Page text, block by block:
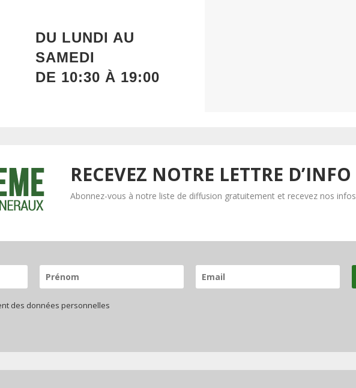
DU LUNDI AU
SAMEDI
DE 10:30 À 19:00
RECEVEZ NOTRE LETTRE D’INFO
Abonnez-vous à notre liste de diffusion gratuitement et recevez nos
des données personnelles